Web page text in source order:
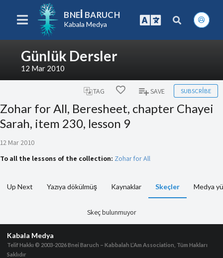
BNEI BARUCH
Kabala Medya
Günlük Dersler
12 Mar 2010
TAG SAVE SUBSCRIBE
Zohar for All, Beresheet, chapter Chayei
Sarah, item 230, lesson 9
12 Mar 2010
To all the lessons of the collection: Zohar for All
Up Next Yazıya dökülmüş Kaynaklar Skeçler Medya
Skeç bulunmuyor
Kabala Medya
Telif Hakkı © 2003-2026Bnei Baruch – Kabbalah L’Am Association, Tüm Hakları
Saklıdır